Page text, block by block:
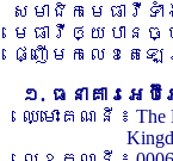
សមាជិកមេធាវី
មេធាវីឲ្យបាន
ផ្ញើមកលេខតេឡ
១. ធនាគារអេប៊ីអ
ឈ្មោះគណនី ៖ The
Kingdom of